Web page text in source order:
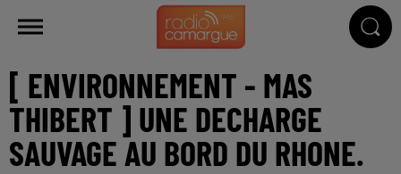
[ ENVIRONNEMENT - MAS
THIBERT ] UNE DECHARGE
SAUVAGE AU BORD DU RHONE.